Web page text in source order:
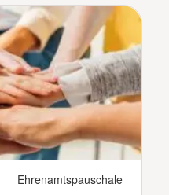
Ehrenamtspauschale